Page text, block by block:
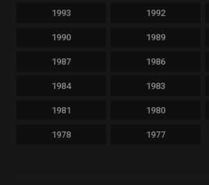
1993 1992
1990 1989
1987 1986
1984 1983
1981 1980
1978 1977